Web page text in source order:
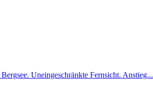
Uneingeschränkte Fernsicht. Anstieg...